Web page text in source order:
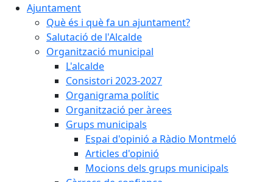
Ajuntament
Què és i què fa un ajuntament?
Salutació de l'Alcalde
Organització municipal
L'alcalde
Consistori 2023-2027
Organigrama polític
Organització per àrees
Grups municipals
Espai d'opinió a Ràdio Montmeló
Articles d'opinió
Mocions dels grups municipals